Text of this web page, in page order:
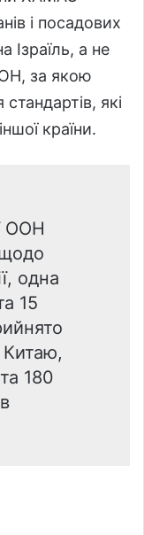
і посадових
Ізраїль, а не
за якою
які
країни.
ООН
одна
15
180